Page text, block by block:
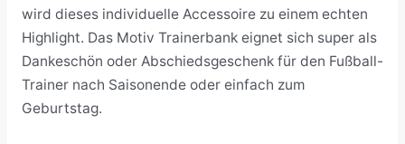
wird dieses individuelle Accessoire zu einem echten
Highlight. Das Motiv Trainerbank eignet sich super als
Dankeschön oder Abschiedsgeschenk für den Fußball-
Trainer nach Saisonende oder einfach zum
Geburtstag.